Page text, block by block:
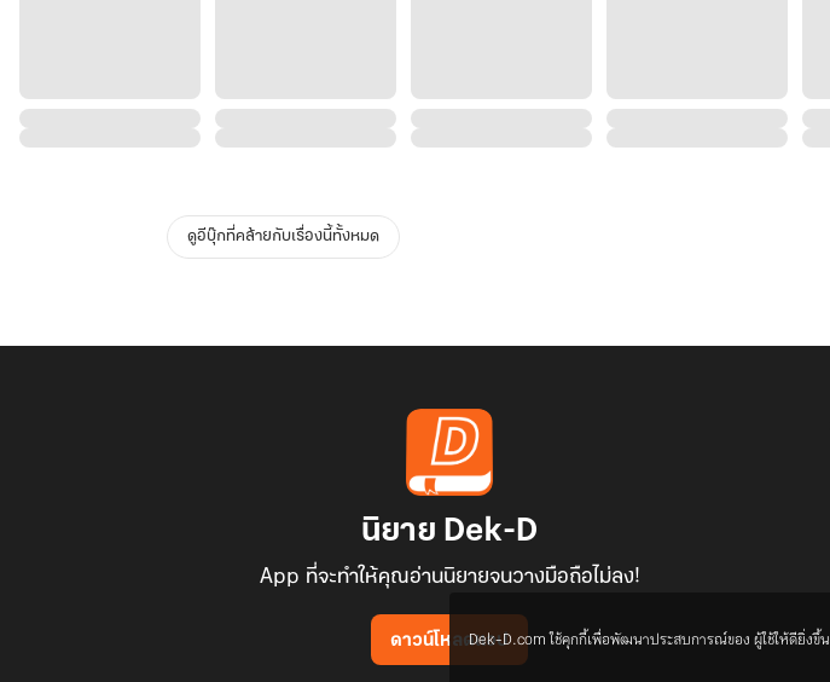
ดูอีบุ๊กที่คล้ายกับเรื่องนี้ทั้งหมด
นิยาย Dek-D
App ที่จะทำให้คุณอ่านนิยายจนวางมือถือไม่ลง!
ดาวน์โหลดแอปDek-D.com ใช้คุกกี้เพื่อพัฒนาประสบการณ์ของ ผู้ใช้ให้ดียิ่งขึ้น